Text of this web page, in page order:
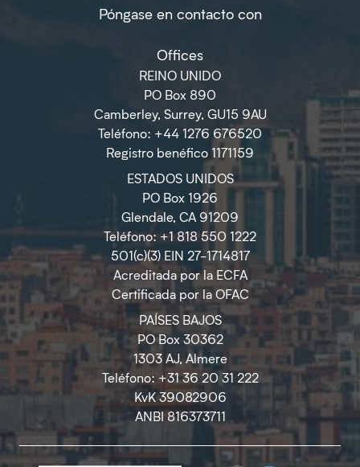
Póngase en contacto con
Offices
REINO UNIDO
PO Box 890
Camberley, Surrey, GU15 9AU
Teléfono: +44 1276 676520
Registro benéfico 1171159
ESTADOS UNIDOS
PO Box 1926
Glendale, CA 91209
Teléfono: +1 818 550 1222
501(c)(3) EIN 27-1714817
Acreditada por la ECFA
Certificada por la OFAC
PAÍSES BAJOS
PO Box 30362
1303 AJ, Almere
Teléfono: +31 36 20 31 222
KvK 39082906
ANBI 816373711